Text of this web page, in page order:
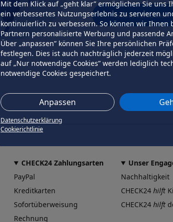
Mit dem Klick auf „geht klar” ermöglichen Sie uns
ein verbessertes Nutzungserlebnis zu servieren
kontinuierlich zu verbessern. So können wir Ihnen
Partnern personalisierte Werbung und passende
Über „anpassen” können Sie Ihre persönlichen
festlegen. Dies ist auch nachträglich jederzeit
auf „Nur notwendige Cookies” werden lediglich
notwendige Cookies gespeichert.
Anpassen
Datenschutzerklärung
Cookierichtlinie
erneut versuchen
CHECK24 Zahlungsarten
PayPal
Kreditkarten
Sofortüberweisung
Rechnung
Unser
Nachhaltigkeit
CHECK24 hilft
CHECK24 hilft